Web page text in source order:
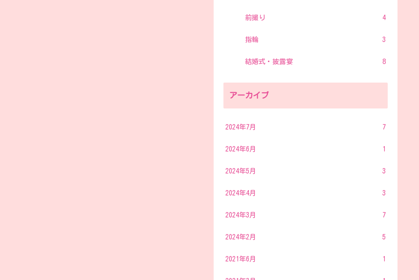
前撮り 4
指輪 3
結婚式・披露宴 8
アーカイブ
2024年7月 7
2024年6月 1
2024年5月 3
2024年4月 3
2024年3月 7
2024年2月 5
2021年6月 1